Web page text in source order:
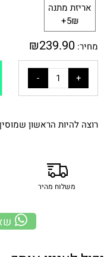
אריזת מתנה
5₪+
מחיר:
₪239.90
רוצה להיות הראשון
משלוח מהיר